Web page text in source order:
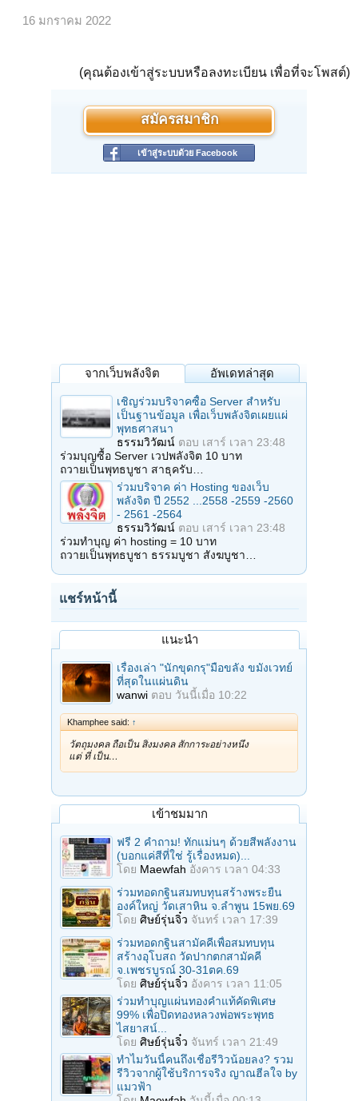
16 มกราคม 2022
(คุณต้องเข้าสู่ระบบหรือลงทะเบียน เพื่อที่จะโพสต์)
สมัครสมาชิก
เข้าสู่ระบบด้วย Facebook
จากเว็บพลังจิต อัพเดทล่าสุด
เชิญร่วมบริจาคซื้อ Server สำหรับ
เป็นฐานข้อมูล เพื่อเว็บพลังจิตเผยแผ่
พุทธศาสนา
ธรรมวิวัฒน์ ตอบ เสาร์ เวลา 23:48
ร่วมบุญซื้อ Server เวปพลังจิต 10 บาท
ถวายเป็นพุทธบูชา สาธุครับ…
ร่วมบริจาค ค่า Hosting ของเว็บ
พลังจิต ปี 2552 ...2558 -2559 -2560
- 2561 -2564
ธรรมวิวัฒน์ ตอบ เสาร์ เวลา 23:48
ร่วมทำบุญ ค่า hosting = 10 บาท
ถวายเป็นพุทธบูชา ธรรมบูชา สังฆบูชา…
แชร์หน้านี้
แนะนำ
เรื่องเล่า "นักขุดกรุ"มือขลัง ขมังเวทย์
ที่สุดในแผ่นดิน
wanwi ตอบ วันนี้เมื่อ 10:22
Khamphee said: ↑
วัตถุมงคล ถือเป็น สิ่งมงคล สักการะอย่างหนึ่ง
แต่ ที่ เป็น…
เข้าชมมาก
ฟรี 2 คำถาม! ทักแม่นๆ ด้วยสีพลังงาน
(บอกแค่สีที่ใช่ รู้เรื่องหมด)...
โดย Maewfah อังคาร เวลา 04:33
ร่วมทอดกฐินสมทบทุนสร้างพระยืน
องค์ใหญ่ วัดเสาหิน จ.ลําพูน 15พย.69
โดย ศิษย์รุ่นจิ๋ว จันทร์ เวลา 17:39
ร่วมทอดกฐินสามัคคีเพื่อสมทบทุน
สร้างอุโบสถ วัดปากตกสามัคคี
จ.เพชรบูรณ์ 30-31ตค.69
โดย ศิษย์รุ่นจิ๋ว อังคาร เวลา 11:05
ร่วมทําบุญแผ่นทองคำแท้คัดพิเศษ
99% เพื่อปิดทองหลวงพ่อพระพุทธ
ไสยาสน์...
โดย ศิษย์รุ่นจิ๋ว จันทร์ เวลา 21:49
ทำไมวันนี้คนถึงเชื่อรีวิวน้อยลง? รวม
รีวิวจากผู้ใช้บริการจริง ญาณฮีลใจ by
แมวฟ้า